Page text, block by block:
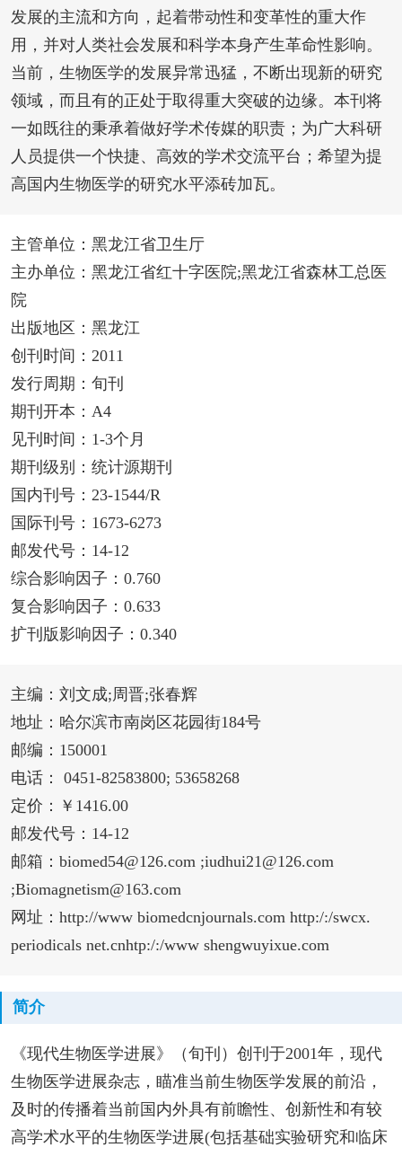
发展的主流和方向，起着带动性和变革性的重大作
用，并对人类社会发展和科学本身产生革命性影响。
当前，生物医学的发展异常迅猛，不断出现新的研究
领域，而且有的正处于取得重大突破的边缘。本刊将
一如既往的秉承着做好学术传媒的职责；为广大科研
人员提供一个快捷、高效的学术交流平台；希望为提
高国内生物医学的研究水平添砖加瓦。
主管单位：黑龙江省卫生厅
主办单位：黑龙江省红十字医院;黑龙江省森林工总医
院
出版地区：黑龙江
创刊时间：2011
发行周期：旬刊
期刊开本：A4
见刊时间：1-3个月
期刊级别：统计源期刊
国内刊号：23-1544/R
国际刊号：1673-6273
邮发代号：14-12
综合影响因子：0.760
复合影响因子：0.633
扩刊版影响因子：0.340
主编：刘文成;周晋;张春辉
地址：哈尔滨市南岗区花园街184号
邮编：150001
电话： 0451-82583800; 53658268
定价：￥1416.00
邮发代号：14-12
邮箱：biomed54@126.com ;iudhui21@126.com
;Biomagnetism@163.com
网址：http://www biomedcnjournals.com http:/:/swcx.
periodicals net.cnhtp:/:/www shengwuyixue.com
简介
《现代生物医学进展》（旬刊）创刊于2001年，现代
生物医学进展杂志，瞄准当前生物医学发展的前沿，
及时的传播着当前国内外具有前瞻性、创新性和有较
高学术水平的生物医学进展(包括基础实验研究和临床